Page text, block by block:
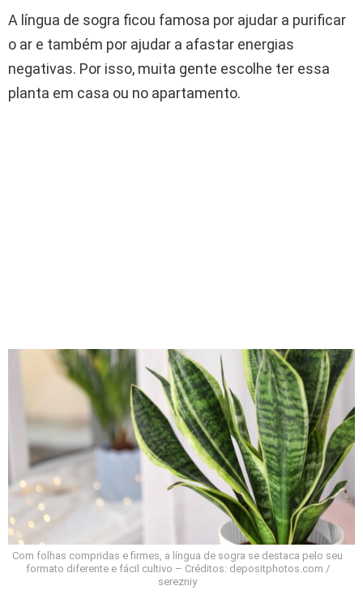
A língua de sogra ficou famosa por ajudar a purificar
o ar e também por ajudar a afastar energias
negativas. Por isso, muita gente escolhe ter essa
planta em casa ou no apartamento.
Com folhas compridas e firmes, a língua de sogra se destaca pelo seu
formato diferente e fácil cultivo – Créditos: depositphotos.com /
serezniy